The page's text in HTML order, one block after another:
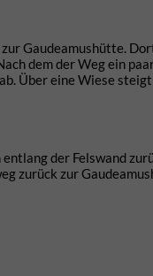
Gaudeamushütte.
dem der Weg ein
Über eine Wiese
der Felswand
zurück zur